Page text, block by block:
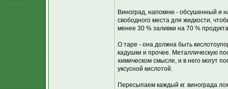
Виноград, напомню - обсушенный и
свободного места для жидкости,
менее 30 % заливки на 70 %
О таре - она должна быть
кадушки и прочее. Металлическую
химическом смысле, и в него могут
уксусной кислотой.
Пересыпаем каждый кг. винограда